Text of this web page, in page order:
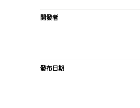
開發者
發布日期